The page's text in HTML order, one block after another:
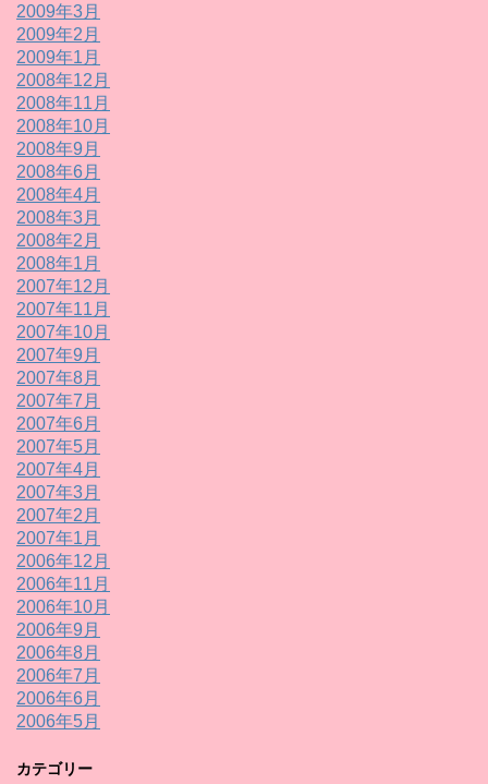
2009年3月
2009年2月
2009年1月
2008年12月
2008年11月
2008年10月
2008年9月
2008年6月
2008年4月
2008年3月
2008年2月
2008年1月
2007年12月
2007年11月
2007年10月
2007年9月
2007年8月
2007年7月
2007年6月
2007年5月
2007年4月
2007年3月
2007年2月
2007年1月
2006年12月
2006年11月
2006年10月
2006年9月
2006年8月
2006年7月
2006年6月
2006年5月
カテゴリー